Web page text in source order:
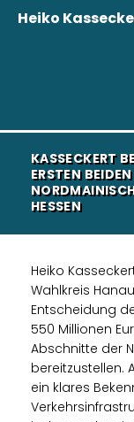
Heiko
KASSECKERT
RSTEN BEIDEN
ESSEN
Heiko
Wahlkreis
Entscheidung
550 Millionen
Abschnitte der
bereitzustellen.
ein klares